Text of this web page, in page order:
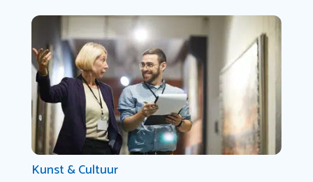
Kunst & Cultuur